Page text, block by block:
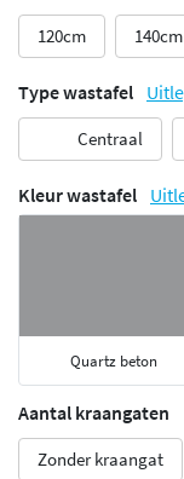
120cm 140cm
Type wastafel
Centraal
Kleur wastafel
Quartz beton
Aantal kraangaten
Zonder kraangat